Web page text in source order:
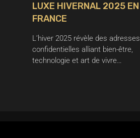
LUXE HIVERNAL 2025 EN
FRANCE
L’hiver 2025 révèle des adresses
confidentielles alliant bien-être,
technologie et art de vivre…